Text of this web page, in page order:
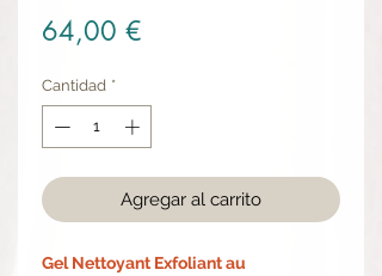
64,00 €
Cantidad *
Agregar al carrito
Gel Nettoyant Exfoliant au